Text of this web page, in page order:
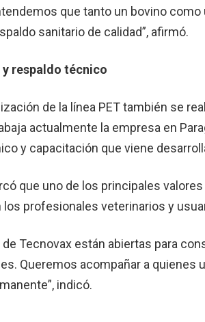
que tanto un bovino como
sanitario de calidad”, afirmó.
respaldo técnico
de la línea PET también se
actualmente la empresa en
y capacitación que viene
que uno de los principales
los profesionales veterinarios y
de Tecnovax están abiertas para
Queremos acompañar a
indicó.